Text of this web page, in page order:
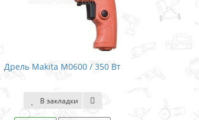
Аккумуляторный дрель-шуруповерт
Makita DDF482RF / LXT 18.0 (3.0)
В закладки